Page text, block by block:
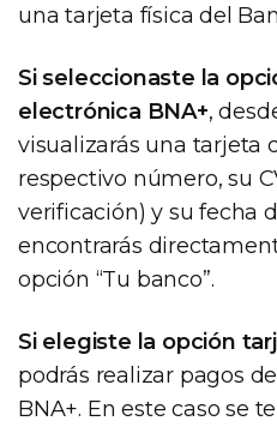
una tarjeta física del
Si seleccionaste la
electrónica BNA+,
visualizarás una tarjeta
respectivo número, su
verificación) y su fecha
encontrarás
opción “Tu banco”.
Si elegiste la opción
podrás realizar pagos
BNA+. En este caso se